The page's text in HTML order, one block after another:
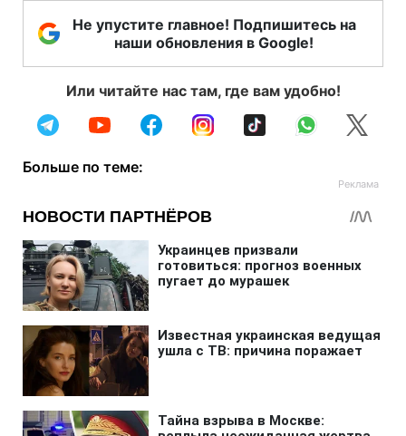
Не упустите главное! Подпишитесь на
наши обновления в Google!
Или читайте нас там, где вам удобно!
Больше по теме: